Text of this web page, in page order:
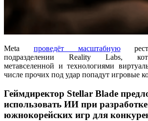
Meta проведёт масштабную
подразделении Reality Labs,
метавселенной и технологиями
числе прочих под удар попадут игровые
Геймдиректор Stellar Blade
использовать ИИ при разработке
южнокорейских игр для